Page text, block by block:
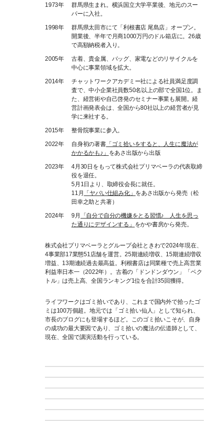
1973年
群馬県生まれ。横浜国立大学卒業後、地元のスー
パーに入社。
1998年
群馬県太田市にて「利根書店 尾島店」オープン。
開業後、半年で月商1000万円のドル箱店に。26歳
で高額納税者入り。
2005年
古着、貴金属、バッグ、家電などのリサイクルを
中心に事業領域を拡大。
2014年
チャットワークアカデミー社による社員満足度調
査で、中小企業社員数50名以上の部で全国1位。ま
た、経営術や自己啓発のセミナー事業も展開。経
営計画発表会は、全国から80社以上の経営者が見
学に来社する。
2015年
整骨院事業に参入。
2022年
自身初の著書「ゴミ拾いをすると、人生に魔法が
かかるかも♪」 をあさ出版から出版
2023年
4月30日をもって株式会社プリマベーラの代表取締
役を退任。
5月1日より、取締役会長に就任。
11月
「ヤバい仕組み化」 をあさ出版から発売（松
田幸之助と共著）
2024年
9月
「自分で自分の機嫌をとる習慣♪ 人生を思っ
た通りにデザインする」 をかや書房から発売。
株式会社プリマベーラとグループ会社ときわで2024年現在、
4事業部17業態51店舗を運営。25期連続増収、15期連続増収
増益、13期連続過去最高益。利根書店は同業種で売上高営業
利益率日本一（2022年）。古着の「ドンドンダウン」「ベク
トル」は売上高、全国ランキング1位を合計35回獲得。
ライフワークはゴミ拾いであり、これまで国内外で拾ったゴ
ミは100万個超。地元では「ゴミ拾い仙人」として知られ、
市長のブログにも登場するほど。このゴミ拾いこそが、自身
の成功の最大要因であり、ゴミ拾いの魔法の伝道師として、
現在、全国で講演活動を行っている。